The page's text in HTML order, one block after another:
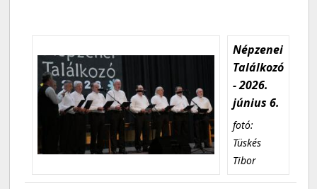
Népzenei
Találkozó
- 2026.
június 6.
fotó:
Tüskés
Tibor